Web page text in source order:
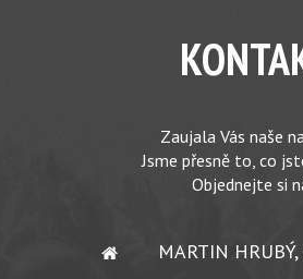
Zaujala Vás naše
Jsme přesně to, co
Objednejte si
MARTIN HRUBÝ,